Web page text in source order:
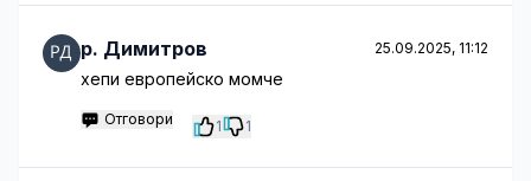
p. Димитров 25.09.2025, 11:12
хепи европейско момче
Отговори 1 1